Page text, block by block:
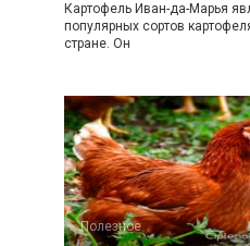
Картофель Иван-да-Марья
популярных сортов
стране. Он
Полезное